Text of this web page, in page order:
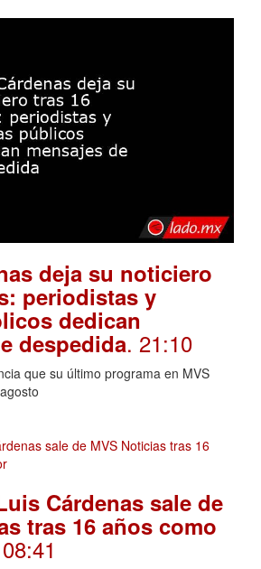
deja su noticiero
periodistas y
dedican
despedida. 21:10
que su último programa en MVS
Cárdenas sale de
tras 16 años como